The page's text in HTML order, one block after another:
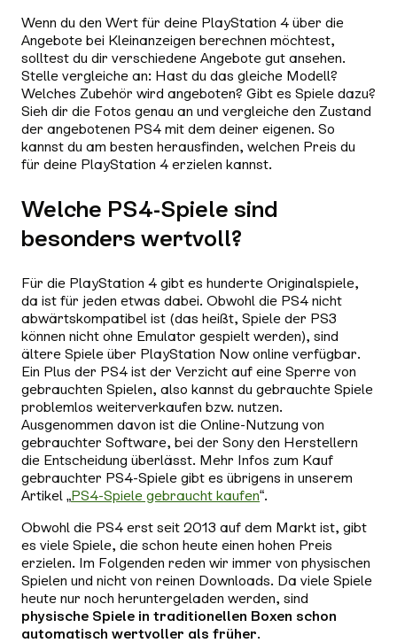
Wenn du den Wert für deine PlayStation 4 über die
Angebote bei Kleinanzeigen berechnen möchtest,
solltest du dir verschiedene Angebote gut ansehen.
Stelle vergleiche an: Hast du das gleiche Modell?
Welches Zubehör wird angeboten? Gibt es Spiele dazu?
Sieh dir die Fotos genau an und vergleiche den Zustand
der angebotenen PS4 mit dem deiner eigenen. So
kannst du am besten herausfinden, welchen Preis du
für deine PlayStation 4 erzielen kannst.
Welche PS4-Spiele sind
besonders wertvoll?
Für die PlayStation 4 gibt es hunderte Originalspiele,
da ist für jeden etwas dabei. Obwohl die PS4 nicht
abwärtskompatibel ist (das heißt, Spiele der PS3
können nicht ohne Emulator gespielt werden), sind
ältere Spiele über PlayStation Now online verfügbar.
Ein Plus der PS4 ist der Verzicht auf eine Sperre von
gebrauchten Spielen, also kannst du gebrauchte Spiele
problemlos weiterverkaufen bzw. nutzen.
Ausgenommen davon ist die Online-Nutzung von
gebrauchter Software, bei der Sony den Herstellern
die Entscheidung überlässt. Mehr Infos zum Kauf
gebrauchter PS4-Spiele gibt es übrigens in unserem
Artikel „PS4-Spiele gebraucht kaufen“.
Obwohl die PS4 erst seit 2013 auf dem Markt ist, gibt
es viele Spiele, die schon heute einen hohen Preis
erzielen. Im Folgenden reden wir immer von physischen
Spielen und nicht von reinen Downloads. Da viele Spiele
heute nur noch heruntergeladen werden, sind
physische Spiele in traditionellen Boxen schon
automatisch wertvoller als früher.